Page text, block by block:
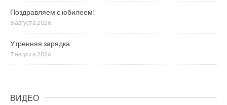
Поздравляем с юбилеем!
8 августа 2026
Утренняя зарядка
7 августа 2026
ВИДЕО